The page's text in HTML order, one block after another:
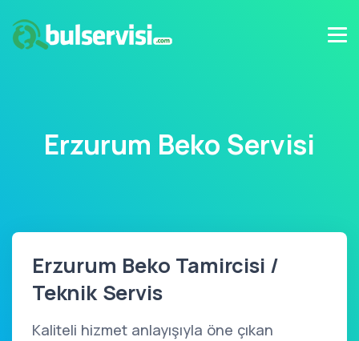
Erzurum Beko Servisi
Erzurum Beko Tamircisi /
Teknik Servis
Kaliteli hizmet anlayışıyla öne çıkan